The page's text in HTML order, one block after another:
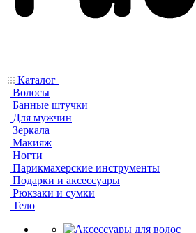
Каталог
Волосы
Банные штучки
Для мужчин
Зеркала
Макияж
Ногти
Парикмахерские инструменты
Подарки и аксессуары
Рюкзаки и сумки
Тело